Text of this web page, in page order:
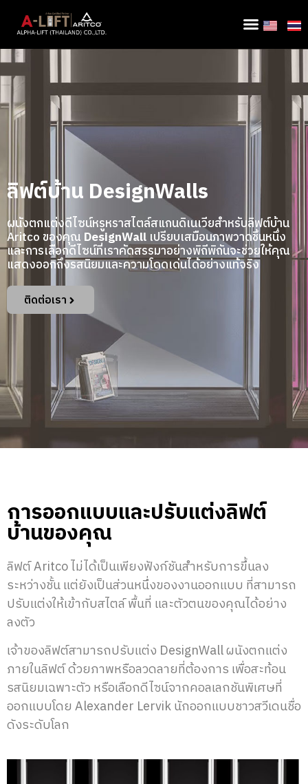
ลิฟต์บ้าน DesignWalls
ผนังตกแต่งดีไซน์หรูหราสไตล์สแกนดิเนเวียสำหรับลิฟต์บ้าน
Aritco ของคุณ DesignWall เปรียบเสมือนภาพวาดชิ้นหนึ่ง
และการเลือกดีไซน์ที่เราคัดสรรมาอย่างพิถีพิถันจะช่วยให้คุณ
แสดงออกถึงรสนิยมและความโดดเด่นได้อย่างแท้จริง
ติดต่อเรา
การออกแบบและปรับแต่งลิฟต์
บ้านของคุณ
ลิฟต์ Aritco ไม่ได้เป็นเพียงฟังก์ชันสำหรับการขึ้นลง
ระหว่างชั้น แต่ยังเป็นส่วนหนึ่งของงานออกแบบ ที่สามารถ
ปรับแต่งให้เข้ากับสไตล์ พื้นที่ และตัวตนของคุณได้อย่าง
ลงตัว
เจ้าของลิฟต์สามารถปรับแต่ง DesignWallผนังตกแต่ง
ภายในลิฟต์ ด้วยภาพหรือลวดลายที่ต้องการ เพื่อสะท้อน
รสนิยมเฉพาะตัว หรือเลือกดีไซน์จากคอลเลกชันพิเศษที่
ออกแบบโดย Alexander Lervikนักออกแบบชาวสวีเดนชื่อ
ดังระดับโลก